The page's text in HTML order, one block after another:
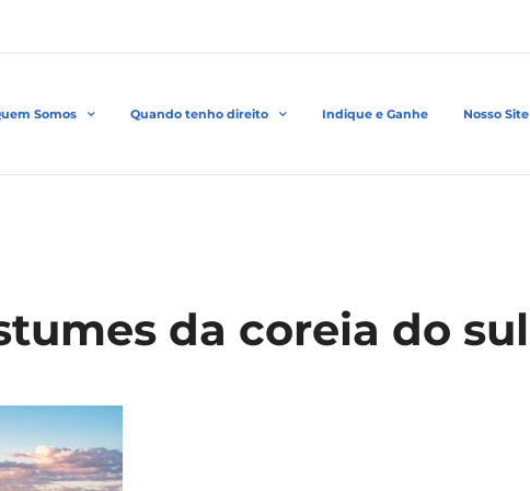
Somos Quando tenho direito Indique e Ganhe Nosso Site
da coreia do sul